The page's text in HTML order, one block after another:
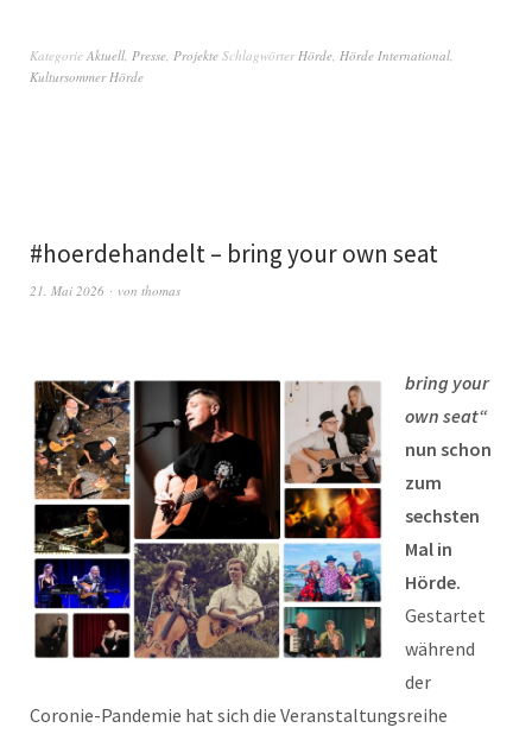
Kategorie Aktuell Presse Projekte Schlagwörter Hörde Hörde International
Kultursommer Hörde
#hoerdehandelt – bring your own seat
21. Mai 2026 von thomas
bring your
own seat“
nun schon
zum
sechsten
Mal in
Hörde.
Gestartet
während
der
Coronie-Pandemie hat sich die Veranstaltungsreihe